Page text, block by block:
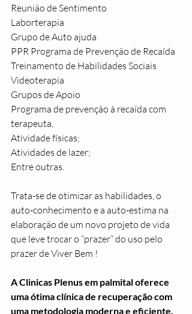
Reunião de Sentimento
Laborterapia
Grupo de Auto ajuda
PPR Programa de Prevenção de Recaída
Treinamento de Habilidades Sociais
Videoterapia
Grupos de Apoio
Programa de prevenção à recaída com
terapeuta,
Atividade físicas;
Atividades de lazer;
Entre outras.
Trata-se de otimizar as habilidades, o
auto-conhecimento e a auto-estima na
elaboração de um novo projeto de vida
que leve trocar o “prazer” do uso pelo
prazer de Viver Bem !
A Clinicas Plenus em palmital oferece
uma ótima clínica de recuperação com
uma metodologia moderna e eficiente.